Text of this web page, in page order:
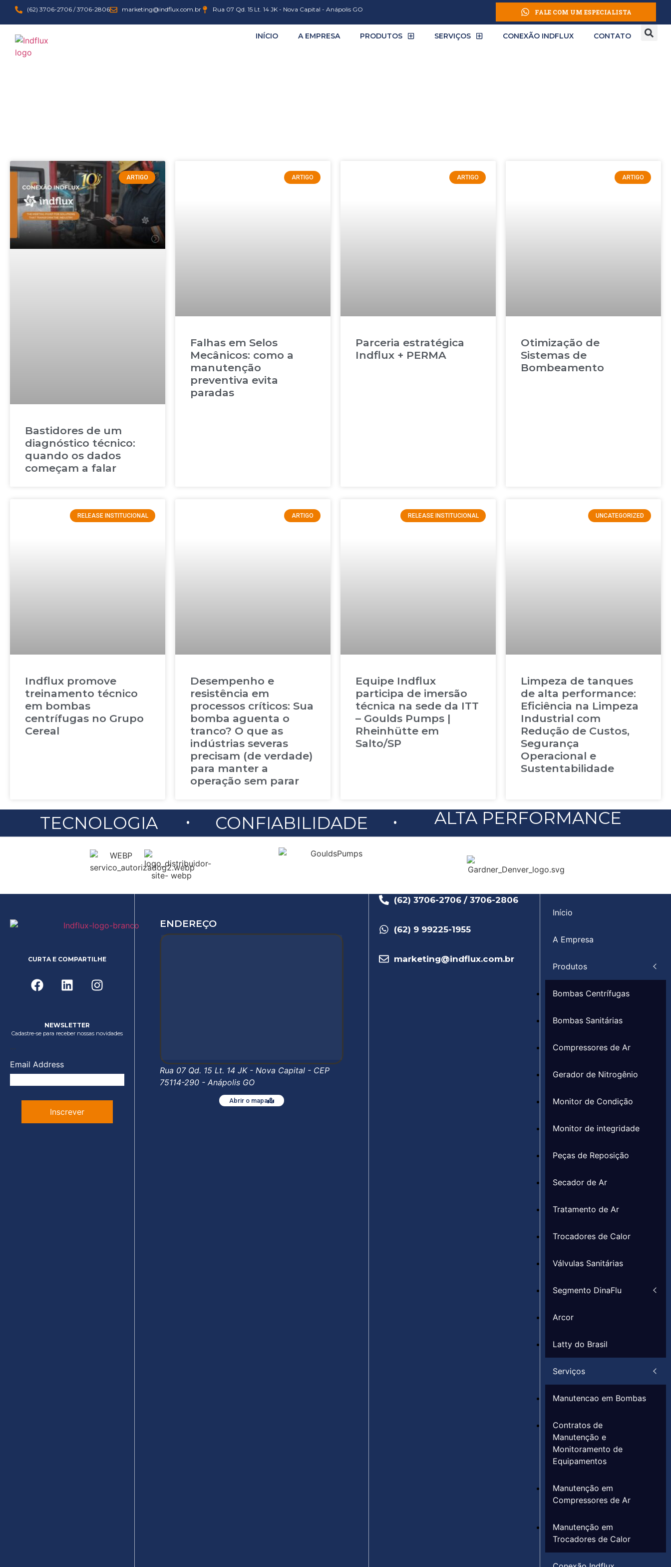
(62) 3706-2706 / 3706-2806 marketing@indflux.com.br Rua 07 Qd. 15 Lt. 14 JK - Nova Capital - Anápolis GO FALE COM UM ESPECIALISTA
INÍCIO A EMPRESA PRODUTOS SERVIÇOS CONEXÃO INDFLUX CONTATO
ARTIGO
Bastidores de um
diagnóstico técnico:
quando os dados
começam a falar
ARTIGO
Falhas em Selos
Mecânicos: como a
manutenção
preventiva evita
paradas
ARTIGO
Parceria estratégica
Indflux + PERMA
ARTIGO
Otimização de
Sistemas de
Bombeamento
RELEASE INSTITUCIONAL
Indflux promove
treinamento técnico
em bombas
centrífugas no Grupo
Cereal
ARTIGO
Desempenho e
resistência em
processos críticos: Sua
bomba aguenta o
tranco? O que as
indústrias severas
precisam (de verdade)
para manter a
operação sem parar
RELEASE INSTITUCIONAL
Equipe Indflux
participa de imersão
técnica na sede da ITT
– Goulds Pumps |
Rheinhütte em
Salto/SP
UNCATEGORIZED
Limpeza de tanques
de alta performance:
Eficiência na Limpeza
Industrial com
Redução de Custos,
Segurança
Operacional e
Sustentabilidade
TECNOLOGIA . CONFIABILIDADE . ALTA PERFORMANCE
CURTA E COMPARTILHE
NEWSLETTER
Cadastre-se para receber nossas novidades
...
Email Address
ENDEREÇO
Rua 07 Qd. 15 Lt. 14 JK - Nova Capital - CEP
75114-290 - Anápolis GO
Abrir o mapa
(62) 3706-2706 / 3706-2806
(62) 9 99225-1955
marketing@indflux.com.br
Início
A Empresa
Produtos
Bombas Centrífugas
Bombas Sanitárias
Compressores de Ar
Gerador de Nitrogênio
Monitor de Condição
Monitor de integridade
Peças de Reposição
Secador de Ar
Tratamento de Ar
Trocadores de Calor
Válvulas Sanitárias
Segmento DinaFlu
Arcor
Latty do Brasil
Serviços
Manutencao em Bombas
Contratos de
Manutenção e
Monitoramento de
Equipamentos
Manutenção em
Compressores de Ar
Manutenção em
Trocadores de Calor